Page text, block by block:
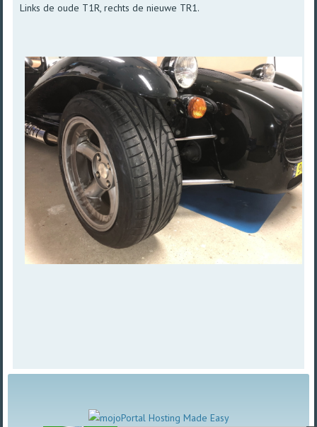
Links de oude T1R, rechts de nieuwe TR1.